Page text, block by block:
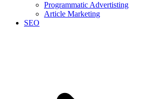
Programmatic Advertisting
Article Marketing
SEO